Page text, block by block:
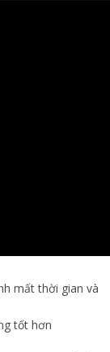
mất thời gian và
tốt hơn